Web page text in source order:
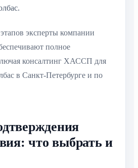
эксперты компании
полное
консалтинг ХАССП для
в Санкт-Петербурге и по
что выбрать и